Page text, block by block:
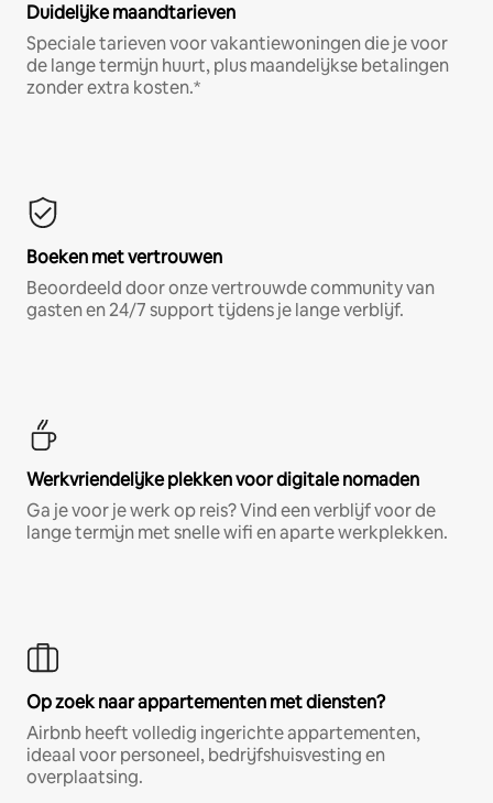
Duidelijke maandtarieven
Speciale tarieven voor vakantiewoningen die je voor
de lange termijn huurt, plus maandelijkse betalingen
zonder extra kosten.*
Boeken met vertrouwen
Beoordeeld door onze vertrouwde community van
gasten en 24/7 support tijdens je lange verblijf.
Werkvriendelijke plekken voor digitale nomaden
Ga je voor je werk op reis? Vind een verblijf voor de
lange termijn met snelle wifi en aparte werkplekken.
Op zoek naar appartementen met diensten?
Airbnb heeft volledig ingerichte appartementen,
ideaal voor personeel, bedrijfshuisvesting en
overplaatsing.